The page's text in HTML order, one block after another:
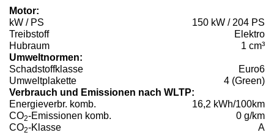
Motor:
kW / PS
150 kW / 204 PS
Treibstoff
Elektro
Hubraum
1 cm³
Umweltnormen:
Schadstoffklasse
Euro6
Umweltplakette
4 (Green)
Verbrauch und Emissionen nach WLTP:
Energieverbr. komb.
16,2 kWh/100km
CO2-Emissionen komb.
0 g/km
CO2-Klasse A